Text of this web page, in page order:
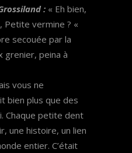
: « Eh bien,
Petite vermine ? «
secouée par la
grenier, peina à
vous ne
bien plus que des
Chaque petite dent
une histoire, un lien
entier. C’était